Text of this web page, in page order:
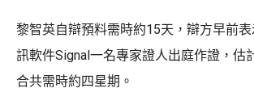
黎智英自辯預料需時約15天，辯方早前
訊軟件Signal一名專家證人出庭作證，估
合共需時約四星期。